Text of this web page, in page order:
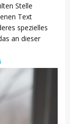
Stelle
Text
spezielles
an dieser